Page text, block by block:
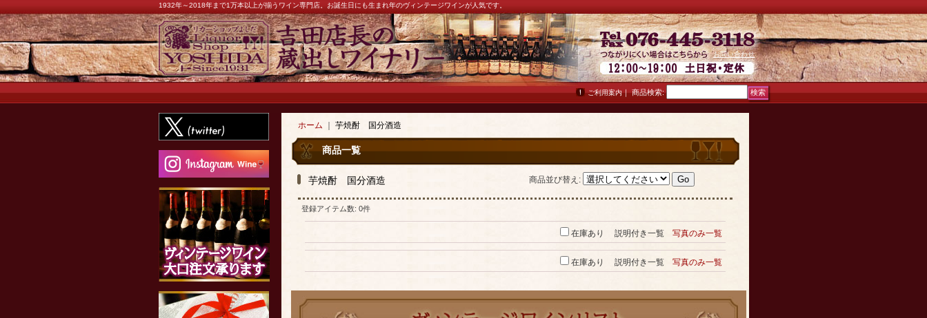
1932年～2018年まで1万本以上が揃うワイン専門店。お誕生日にも生まれ年のヴィンテージワインが人気です。
ご利用案内｜
お問い合わせ
商品検索:
ホーム 芋焼酎 国分酒造
商品一覧
芋焼酎 国分酒造 商品並び替え :
登録アイテム数: 0件
在庫あり 説明付き一覧 写真のみ一覧
在庫あり 説明付き一覧 写真のみ一覧